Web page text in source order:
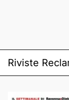
Riviste